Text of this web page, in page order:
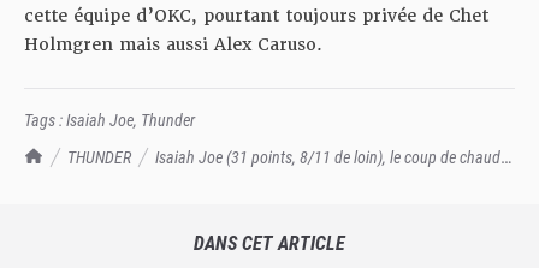
TrashTalk Actu NBA
THUNDER
Isaiah Joe (31 points, 8/11 de loin), le coup de chaud
cette équipe d’OKC, pourtant toujours privée de Chet
Holmgren mais aussi Alex Caruso.
Tags :Isaiah Joe, Thunder
DANS CET ARTICLE